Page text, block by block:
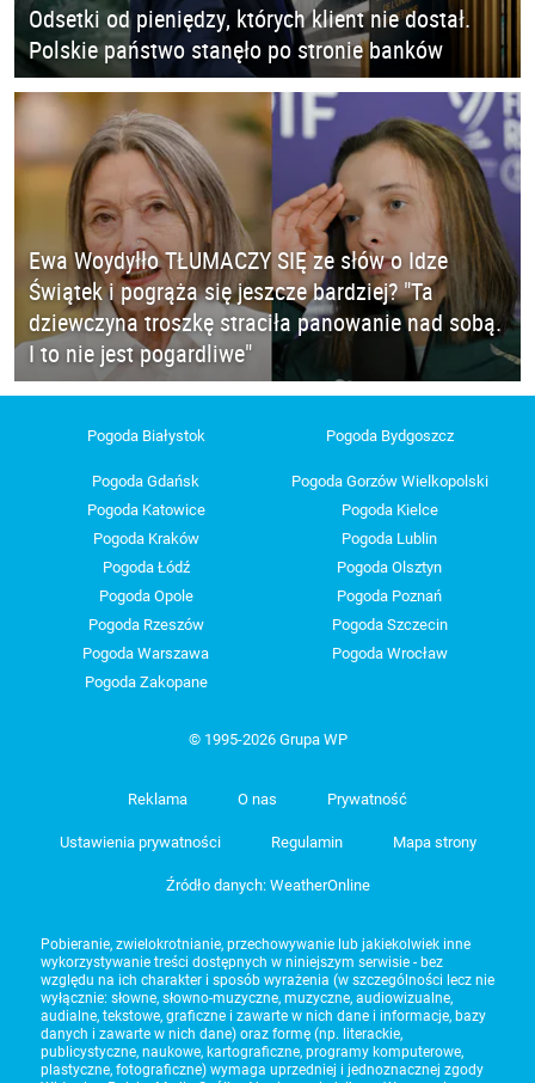
Odsetki od pieniędzy, których klient nie dostał.
Polskie państwo stanęło po stronie banków
Ewa Woydyłło TŁUMACZY SIĘ ze słów o Idze
Świątek i pogrąża się jeszcze bardziej? "Ta
dziewczyna troszkę straciła panowanie nad sobą.
I to nie jest pogardliwe"
Pogoda Białystok Pogoda Bydgoszcz
Pogoda Gdańsk
Pogoda Gorzów Wielkopolski
Pogoda Katowice
Pogoda Kielce
Pogoda Kraków
Pogoda Lublin
Pogoda Łódź
Pogoda Olsztyn
Pogoda Opole
Pogoda Poznań
Pogoda Rzeszów
Pogoda Szczecin
Pogoda Warszawa
Pogoda Wrocław
Pogoda Zakopane
© 1995-2026 Grupa WP
Reklama O nas Prywatność
Ustawienia prywatności Regulamin Mapa strony
Źródło danych: WeatherOnline
Pobieranie, zwielokrotnianie, przechowywanie lub jakiekolwiek inne
wykorzystywanie treści dostępnych w niniejszym serwisie - bez
względu na ich charakter i sposób wyrażenia (w szczególności lecz nie
wyłącznie: słowne, słowno-muzyczne, muzyczne, audiowizualne,
audialne, tekstowe, graficzne i zawarte w nich dane i informacje, bazy
danych i zawarte w nich dane) oraz formę (np. literackie,
publicystyczne, naukowe, kartograficzne, programy komputerowe,
plastyczne, fotograficzne) wymaga uprzedniej i jednoznacznej zgody